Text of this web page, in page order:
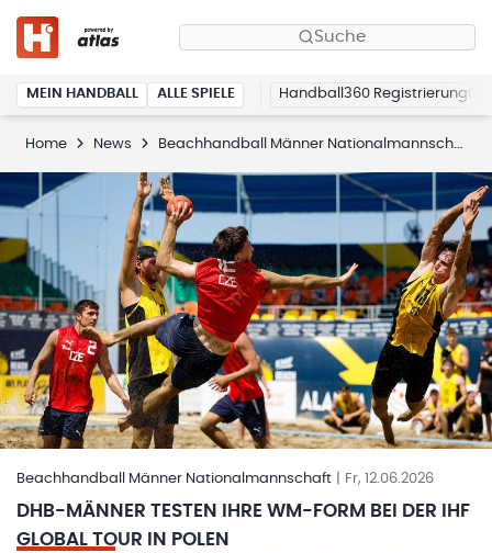
Suche
MEIN HANDBALL ALLE SPIELE Handball360 Registrierung
Home News Beachhandball Männer Nationalmannschaft
Beachhandball Männer Nationalmannschaft Fr, 12.06.2026
DHB-MÄNNER TESTEN IHRE WM-FORM BEI DER IHF
GLOBAL TOUR IN POLEN